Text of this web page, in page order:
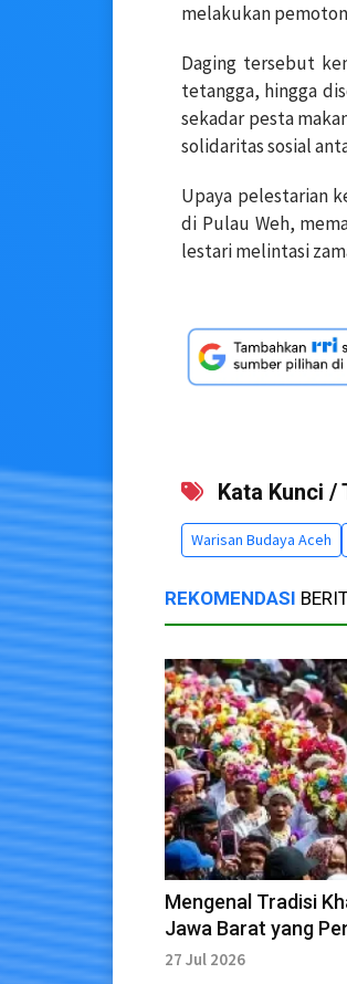
melakukan
Daging tersebut
tetangga, hingga
sekadar pesta
solidaritas sosial
Upaya pelestarian
di Pulau Weh,
lestari melintasi
Kata Kunci /
Warisan Budaya Aceh
REKOMENDASI
Mengenal Tradisi
Jawa Barat yang
Makna, dan Filosofi
27 Jul 2026